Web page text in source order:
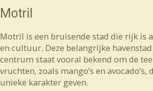
Motril
Motril is een bruisende stad die rijk is
en cultuur. Deze belangrijke
centrum staat vooral bekend om de
vruchten, zoals mango’s en
unieke karakter geven.